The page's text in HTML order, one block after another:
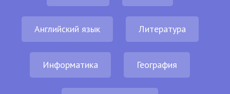
Английский язык Литература
Информатика География